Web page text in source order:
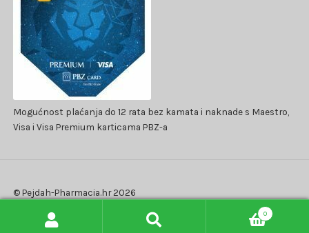
Mogućnost plaćanja do 12 rata bez kamata i naknade s Maestro,
Visa i Visa Premium karticama PBZ-a
© Pejdah-Pharmacia.hr 2026
0